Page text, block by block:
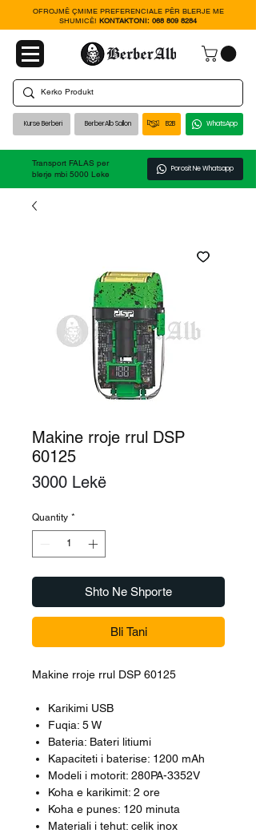
OFROJMË ÇMIME PREFERENCIALE PËR BLERJE ME
SHUMICË! KONTAKTONI: 068 809 8284
Kurse Berberi BerberAlb Sallon B2B WhatsApp
Transport FALAS per
blerje mbi 5000 Leke
Porosit Ne Whatsapp
Makine rroje rrul DSP
60125
3000 LekëPrice
Quantity *
Shto Ne Shporte
Bli Tani
Makine rroje rrul DSP 60125
Karikimi USB
Fuqia: 5 W
Bateria: Bateri litiumi
Kapaciteti i baterise: 1200 mAh
Modeli i motorit: 280PA-3352V
Koha e karikimit: 2 ore
Koha e punes: 120 minuta
Materiali i tehut: celik inox